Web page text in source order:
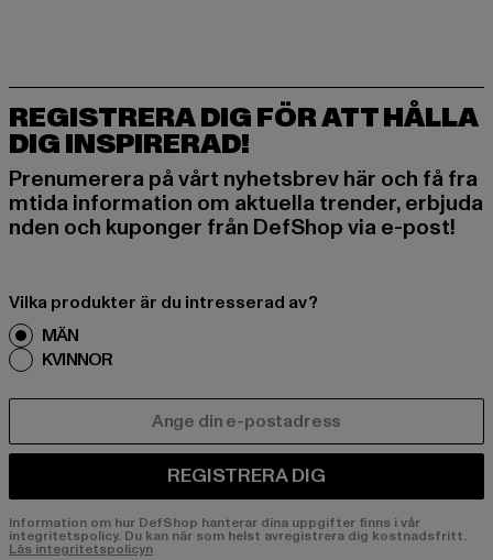
REGISTRERA DIG FÖR ATT HÅLLA
DIG INSPIRERAD!
Prenumerera på vårt nyhetsbrev här och få fra
mtida information om aktuella trender, erbjuda
nden och kuponger från DefShop via e-post!
Vilka produkter är du intresserad av?
MÄN
KVINNOR
REGISTRERA DIG
Information om hur DefShop hanterar dina uppgifter finns i vår
integritetspolicy. Du kan när som helst avregistrera dig kostnadsfritt.
Läs integritetspolicyn